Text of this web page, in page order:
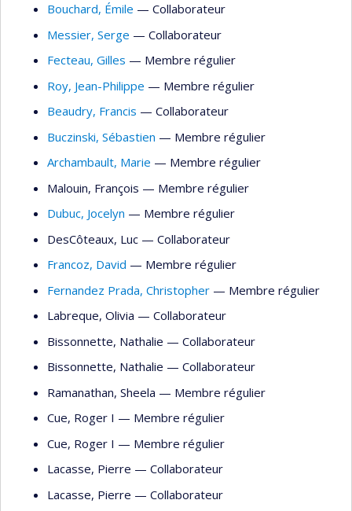
Bouchard, Émile — Collaborateur
Messier, Serge — Collaborateur
Fecteau, Gilles — Membre régulier
Roy, Jean-Philippe — Membre régulier
Beaudry, Francis — Collaborateur
Buczinski, Sébastien — Membre régulier
Archambault, Marie — Membre régulier
Malouin, François — Membre régulier
Dubuc, Jocelyn — Membre régulier
DesCôteaux, Luc — Collaborateur
Francoz, David — Membre régulier
Fernandez Prada, Christopher — Membre régulier
Labreque, Olivia — Collaborateur
Bissonnette, Nathalie — Collaborateur
Bissonnette, Nathalie — Collaborateur
Ramanathan, Sheela — Membre régulier
Cue, Roger I — Membre régulier
Cue, Roger I — Membre régulier
Lacasse, Pierre — Collaborateur
Lacasse, Pierre — Collaborateur